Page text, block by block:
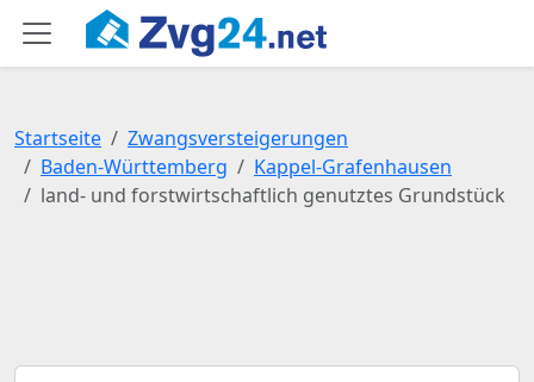
Startseite
Zwangsversteigerungen
Baden-Württemberg
Kappel-Grafenhausen
land- und forstwirtschaftlich genutztes Grundstück